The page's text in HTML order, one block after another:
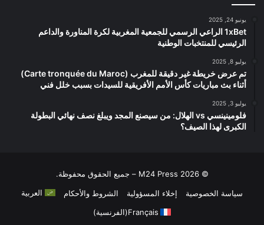
يونيو 24, 2025
1xBet الراعي الرسمي للجمعية المغربية لكرة المناورة والداعم
الرئيسي للمنتخبات الوطنية
يوليو 8, 2025
تم عرض خريطة غير دقيقة للمغرب (Carte tronquée du Maroc)
أثناء بث مباريات كأس الأمم الأفريقية للسيدات بسبب خلل فني
يوليو 3, 2025
فلومينينسي vs الهلال: من سيصنع المجد ويبلغ نصف نهائي البطولة
الكبرى لهذا الصيف؟
© 2026 M24 Press – جميع الحقوق محفوظة.
سياسة الخصوصية إخلاء المسؤولية الشروط والأحكام العربية
Français
(الفرنسية)